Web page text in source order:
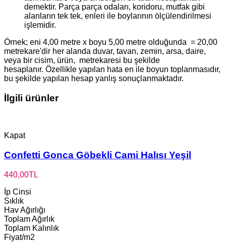
demektir. Parça parça odaları, koridoru, mutfak gibi
alanların tek tek, enleri ile boylarının ölçülendirilmesi
işlemidir.
Örnek; eni 4,00 metre x boyu 5,00 metre olduğunda = 20,00
metrekare'dir her alanda duvar, tavan, zemin, arsa, daire,
veya bir cisim, ürün, metrekaresi bu şekilde
hesaplanır. Özellikle yapılan hata en ile boyun toplanmasıdır,
bu şekilde yapılan hesap yanlış sonuçlanmaktadır.
İlgili ürünler
Kapat
Confetti Gonca Göbekli Cami Halısı Yeşil
440,00TL
İp Cinsi
Sıklık
Hav Ağırlığı
Toplam Ağırlık
Toplam Kalınlık
Fiyat/m2